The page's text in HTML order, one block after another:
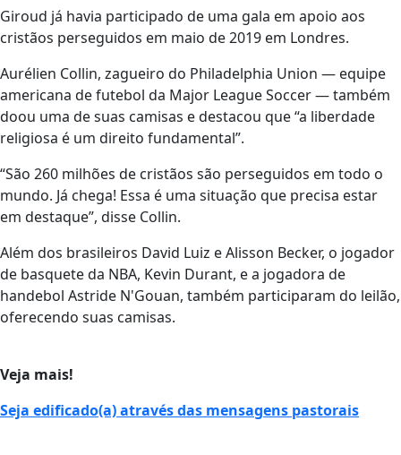
Giroud já havia participado de uma gala em apoio aos
cristãos perseguidos em maio de 2019 em Londres.
Aurélien Collin, zagueiro do Philadelphia Union — equipe
americana de futebol da Major League Soccer — também
doou uma de suas camisas e destacou que “a liberdade
religiosa é um direito fundamental”.
“São 260 milhões de cristãos são perseguidos em todo o
mundo. Já chega! Essa é uma situação que precisa estar
em destaque”, disse Collin.
Além dos brasileiros David Luiz e Alisson Becker, o jogador
de basquete da NBA, Kevin Durant, e a jogadora de
handebol Astride N'Gouan, também participaram do leilão,
oferecendo suas camisas.
Veja mais!
Seja edificado(a) através das mensagens pastorais